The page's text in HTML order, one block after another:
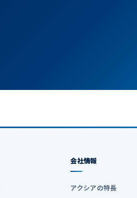
会社情報
アクシアの特長